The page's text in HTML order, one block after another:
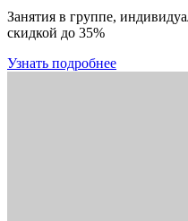
Занятия в группе,
скидкой до 35%
Узнать подробнее